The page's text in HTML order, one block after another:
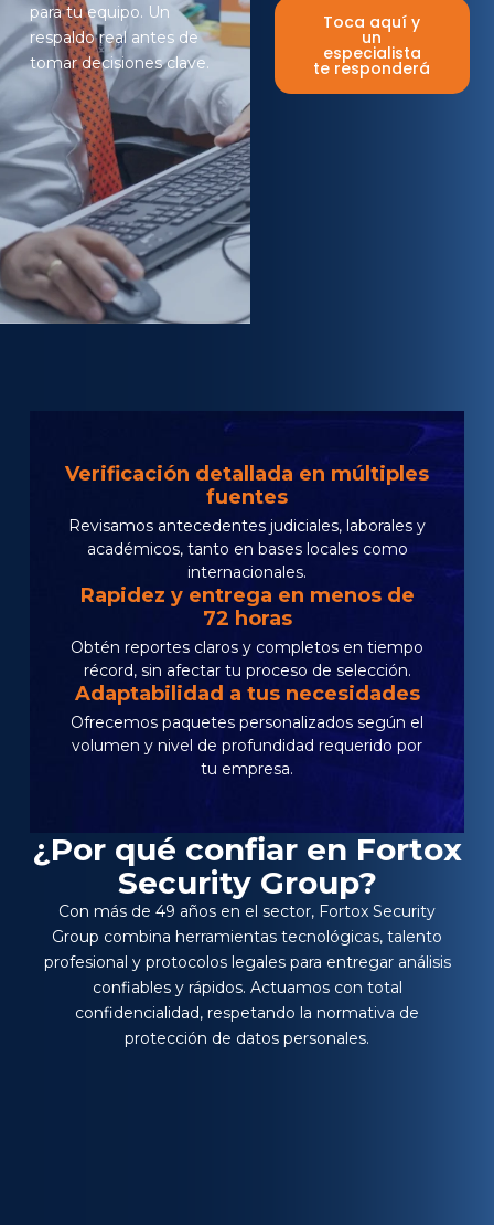
para tu equipo. Un
respaldo real antes de
tomar decisiones clave.
Toca aquí y
un
especialista
te responderá
¿Por qué confiar en Fortox
Security Group?
Con más de 49 años en el sector, Fortox Security
Group combina herramientas tecnológicas, talento
profesional y protocolos legales para entregar análisis
confiables y rápidos. Actuamos con total
confidencialidad, respetando la normativa de
protección de datos personales.
Verificación detallada en múltiples
fuentes
Revisamos antecedentes judiciales, laborales y
académicos, tanto en bases locales como
internacionales.
Rapidez y entrega en menos de
72 horas
Obtén reportes claros y completos en tiempo
récord, sin afectar tu proceso de selección.
Adaptabilidad a tus necesidades
Ofrecemos paquetes personalizados según el
volumen y nivel de profundidad requerido por
tu empresa.